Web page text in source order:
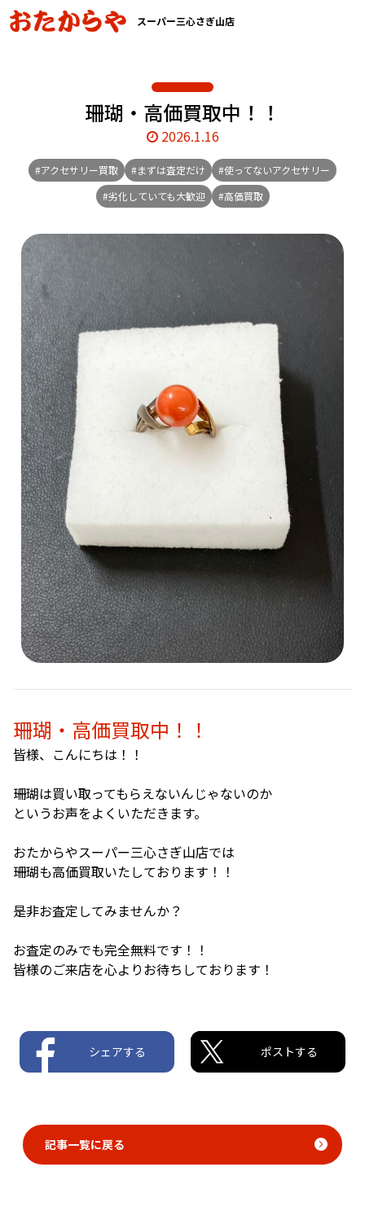
スーパー三心さぎ山店
珊瑚・高価買取中！！
2026.1.16
#アクセサリー買取 #まずは査定だけ
#使ってないアクセサリー
#劣化していても大歓迎
#高価買取
珊瑚・高価買取中！！
皆様、こんにちは！！
珊瑚は買い取ってもらえないんじゃないのか
というお声をよくいただきます。
おたからやスーパー三心さぎ山店では
珊瑚も高価買取いたしております！！
是非お査定してみませんか？
お査定のみでも完全無料です！！
皆様のご来店を心よりお待ちしております！
シェアする ポストする
記事一覧に戻る